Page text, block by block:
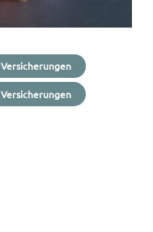
Versicherungen
Versicherungen